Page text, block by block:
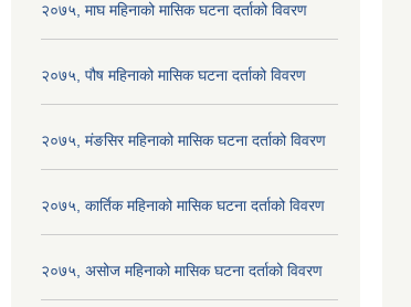
२०७५, माघ महिनाको मासिक घटना दर्ताको विवरण
२०७५, पौष महिनाको मासिक घटना दर्ताको विवरण
२०७५, मंङसिर महिनाको मासिक घटना दर्ताको विवरण
२०७५, कार्तिक महिनाको मासिक घटना दर्ताको विवरण
२०७५, असोज महिनाको मासिक घटना दर्ताको विवरण